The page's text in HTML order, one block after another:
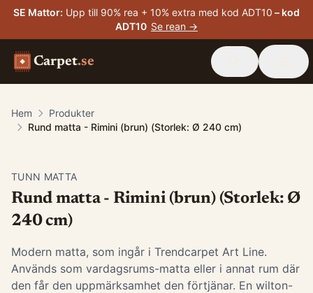
SE Mattor: Upp till 90% rea + 10% extra med kod ADT10 – kod
ADT10 Se rean →
Carpet.se
Hem
Produkter
Rund matta - Rimini (brun) (Storlek: Ø 240 cm)
TUNN MATTA
Rund matta - Rimini (brun) (Storlek: Ø
240 cm)
Modern matta, som ingår i Trendcarpet Art Line.
Används som vardagsrums-matta eller i annat rum där
den får den uppmärksamhet den förtjänar. En wilton-